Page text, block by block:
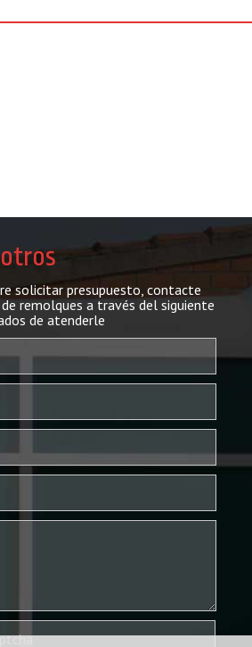
solicitar presupuesto, contacte
remolques a través del siguiente
de atenderle